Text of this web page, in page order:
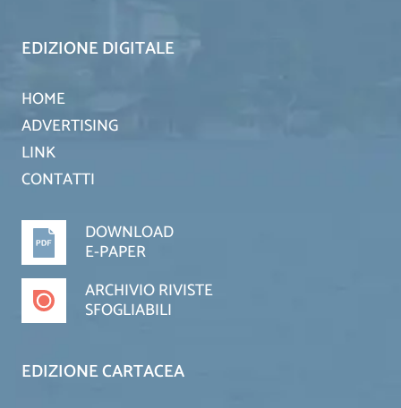
EDIZIONE DIGITALE
HOME
ADVERTISING
LINK
CONTATTI
DOWNLOAD
E-PAPER
ARCHIVIO RIVISTE
SFOGLIABILI
EDIZIONE CARTACEA